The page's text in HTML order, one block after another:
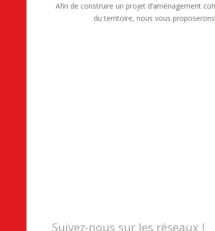
Afin de construire un projet d’aménagement
du territoire, nous vous
Suivez-nous sur les réseaux !